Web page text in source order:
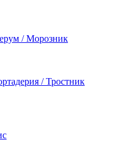
/ Морозник
/ Тростник